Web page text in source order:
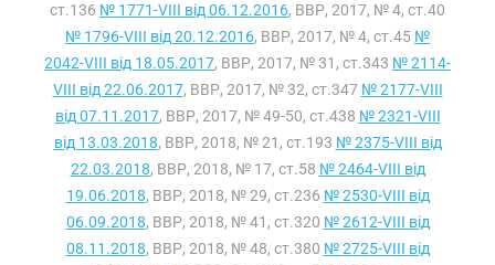
ст.136 № 1771-VIII від 06.12.2016, ВВР, 2017, № 4, ст.40
№ 1796-VIII від 20.12.2016, ВВР, 2017, № 4, ст.45 №
2042-VIII від 18.05.2017, ВВР, 2017, № 31, ст.343 № 2114-
VIII від 22.06.2017, ВВР, 2017, № 32, ст.347 № 2177-VIII
від 07.11.2017, ВВР, 2017, № 49-50, ст.438 № 2321-VIII
від 13.03.2018, ВВР, 2018, № 21, ст.193 № 2375-VIII від
22.03.2018, ВВР, 2018, № 17, ст.58 № 2464-VIII від
19.06.2018, ВВР, 2018, № 29, ст.236 № 2530-VIII від
06.09.2018, ВВР, 2018, № 41, ст.320 № 2612-VIII від
08.11.2018, ВВР, 2018, № 48, ст.380 № 2725-VIII від